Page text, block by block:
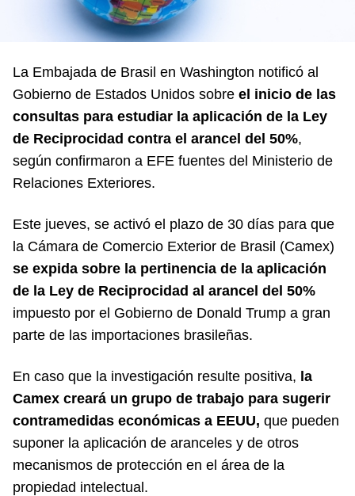
La Embajada de Brasil en Washington notificó al
Gobierno de Estados Unidos sobre el inicio de las
consultas para estudiar la aplicación de la Ley
de Reciprocidad contra el arancel del 50%,
según confirmaron a EFE fuentes del Ministerio de
Relaciones Exteriores.
Este jueves, se activó el plazo de 30 días para que
la Cámara de Comercio Exterior de Brasil (Camex)
se expida sobre la pertinencia de la aplicación
de la Ley de Reciprocidad al arancel del 50%
impuesto por el Gobierno de Donald Trump a gran
parte de las importaciones brasileñas.
En caso que la investigación resulte positiva, la
Camex creará un grupo de trabajo para sugerir
contramedidas económicas a EEUU, que pueden
suponer la aplicación de aranceles y de otros
mecanismos de protección en el área de la
propiedad intelectual.